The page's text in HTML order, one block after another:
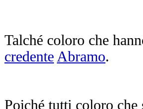
Talché coloro che
credente Abramo.
Poiché tutti coloro